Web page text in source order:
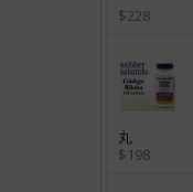
$228
丸
$198